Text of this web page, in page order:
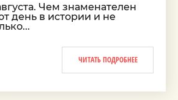
Чем знаменателен
день в истории и не
ЧИТАТЬ ПОДРОБНЕЕ